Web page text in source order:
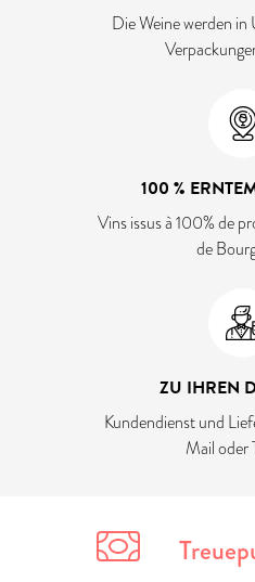
Die Weine werden
100 %
Vins issus à 100% de
de
ZU IHREN
Kundendienst und
Mail oder